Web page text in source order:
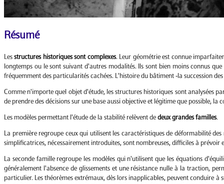
Résumé
Lesstructures historiques sont complexes. Leur géométrie est connue
longtemps ou le sont suivant d'autres modalités. Ils sont bien moins connus
fréquemment des particularités cachées. L'histoire du bâtiment -la succession
Comme n'importe quel objet d'étude, les structures historiques sont analysées
de prendre des décisions sur une base aussi objective et légitime que possible,
Les modèles permettant l'étude de la stabilité relèvent de deux grandes familles.
La première regroupe ceux qui utilisent les caractéristiques de déformabilité
simplificatrices, nécessairement introduites, sont nombreuses, difficiles à prévoir
La seconde famille regroupe les modèles qui n'utilisent que les équations
généralement l'absence de glissements et une résistance nulle à la traction,
particulier. Les théorèmes extrémaux, dès lors inapplicables, peuvent conduire